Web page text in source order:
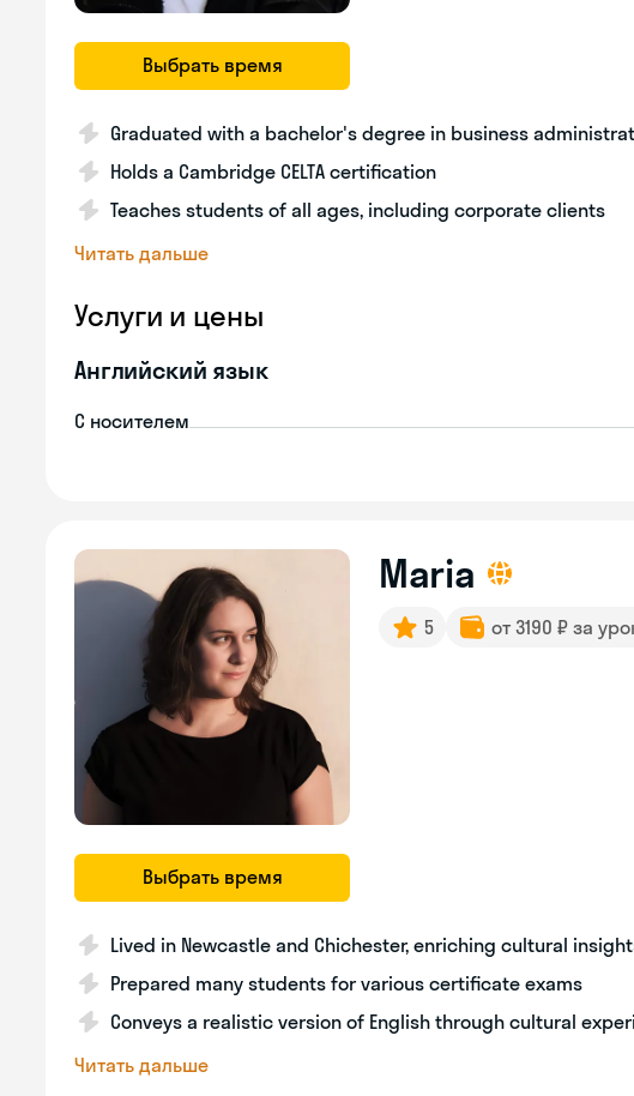
Выбрать время
Graduated with a bachelor's degree in business
Holds a Cambridge CELTA certification
Teaches students of all ages, including corporate clients
Читать дальше
Услуги и цены
Английский язык
С носителем
Выбрать время
Maria
5 от 3190 ₽ за
Lived in Newcastle and Chichester, enriching cultural
Prepared many students for various certificate exams
Conveys a realistic version of English through cultural
Читать дальше